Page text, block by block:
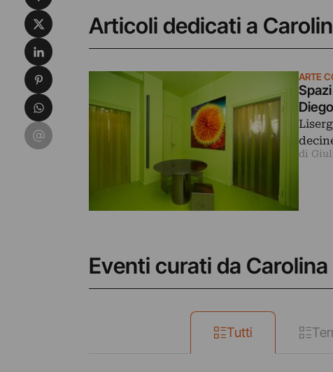
Articoli dedicati a
ARTE
di
Eventi curati da
Tutti
Condividi su X
Condividi su LinkedIn
Condividi su Pinterest
Condividi su WhatsApp
Condividi su Email